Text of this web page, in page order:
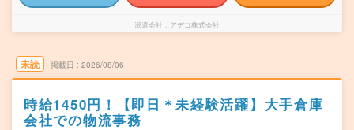
派遣会社 アデコ株式会社
未読 掲載日 2026/08/06
時給1450円！【即日＊未経験活躍】大手倉庫
会社での物流事務